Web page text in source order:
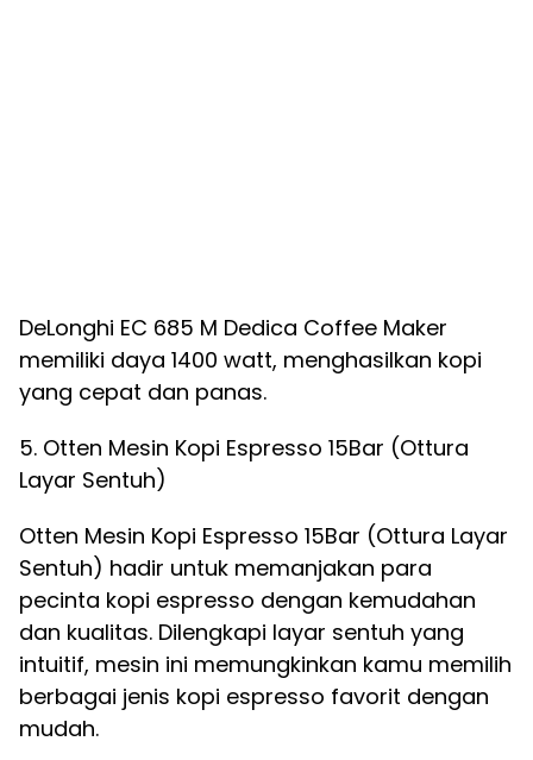
DeLonghi EC 685 M Dedica Coffee Maker
memiliki daya 1400 watt, menghasilkan kopi
yang cepat dan panas.
5. Otten Mesin Kopi Espresso 15Bar (Ottura
Layar Sentuh)
Otten Mesin Kopi Espresso 15Bar (Ottura Layar
Sentuh) hadir untuk memanjakan para
pecinta kopi espresso dengan kemudahan
dan kualitas. Dilengkapi layar sentuh yang
intuitif, mesin ini memungkinkan kamu memilih
berbagai jenis kopi espresso favorit dengan
mudah.